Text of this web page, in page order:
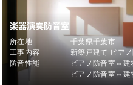
楽器演奏防音室
所在地
千葉県千葉市
工事内容
新築戸建て ピア
防音性能
ピアノ防音室⇔建
ピアノ防音室⇔建